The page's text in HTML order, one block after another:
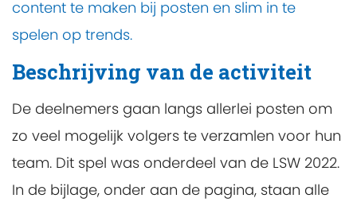
content te maken bij posten en slim in te
spelen op trends.
Beschrijving van de activiteit
De deelnemers gaan langs allerlei posten om
zo veel mogelijk volgers te verzamlen voor hun
team. Dit spel was onderdeel van de LSW 2022.
In de bijlage, onder aan de pagina, staan alle